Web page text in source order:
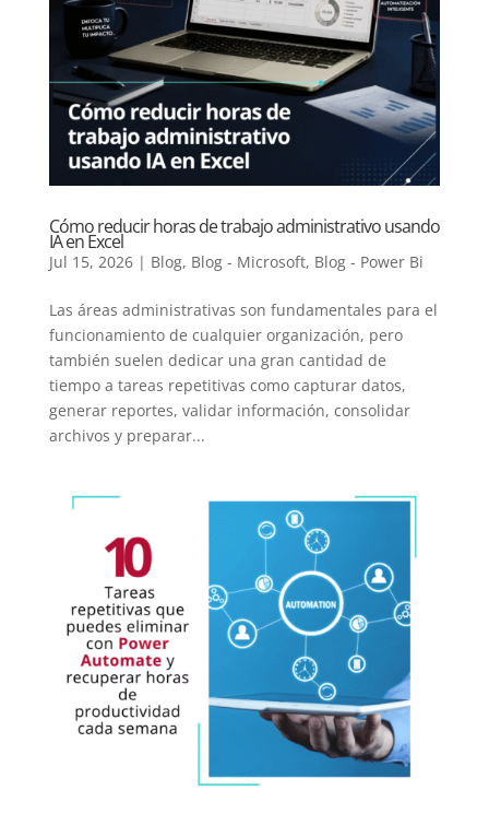
Cómo reducir horas de trabajo administrativo usando
IA en Excel
Jul 15, 2026| Blog, Blog - Microsoft, Blog - Power Bi
Las áreas administrativas son fundamentales para el
funcionamiento de cualquier organización, pero
también suelen dedicar una gran cantidad de
tiempo a tareas repetitivas como capturar datos,
generar reportes, validar información, consolidar
archivos y preparar...